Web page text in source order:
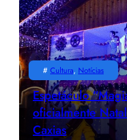
# Cultura, Notícias
Espetáculo
oficialmente
Caxias